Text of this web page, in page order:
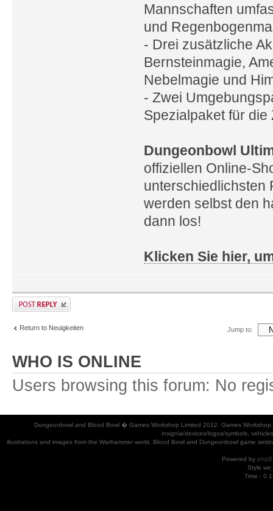
Mannschaften
und
- Drei zusätzliche
Bernsteinmagie,
Nebelmagie und
- Zwei
Spezialpaket für die
Dungeonbowl
offiziellen Online-
unterschiedlichsten
werden selbst den
dann los!
Klicken Sie hier,
Return to Neuigkeiten Jump to:
WHO IS ONLINE
Users browsing this forum: No
Dungeonbowl and Blood Bowl � Games Workshop Limited 2012. Games
insignia/devices/logos/symbols,
illustrations and images from the Warhammer world, Blood Bowl and Dungeonbowl game
Powered by
Style
Time :